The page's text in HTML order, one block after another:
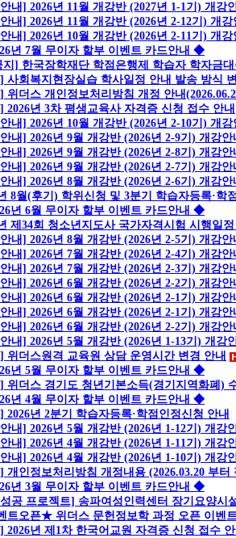
내] 2026년 11월 개강반 (2027년 1-1기) 개강
내] 2026년 11월 개강반 (2026년 2-12기) 개강
내] 2026년 10월 개강반 (2026년 2-11기) 개강
년 7월 무이자 할부 이벤트 카드안내 ◆
] 한국장학재단 학점은행제 학습자 학자금
사회복지현장실습 학사일정 안내 발송 방식
위더스 개인정보처리방침 개정 안내
2026년 3차 평생교육사 자격증 신청 접수 안내
내] 2026년 10월 개강반 (2026년 2-10기) 개강
내] 2026년 9월 개강반 (2026년 2-9기) 개강안
내] 2026년 9월 개강반 (2026년 2-8기) 개강안
내] 2026년 9월 개강반 (2026년 2-7기) 개강안
내] 2026년 8월 개강반 (2026년 2-6기) 개강안
8월(후기) 학위신청 및 3분기 학습자등록·학
년 6월 무이자 할부 이벤트 카드안내 ◆
제34회 청소년지도사 국가자격시험 시행일
내] 2026년 8월 개강반 (2026년 2-5기) 개강안
내] 2026년 7월 개강반 (2026년 2-4기) 개강안
내] 2026년 7월 개강반 (2026년 2-3기) 개강안
내] 2026년 6월 개강반 (2026년 2-2기) 개강안
내] 2026년 6월 개강반 (2026년 2-1기) 개강안
내] 2026년 6월 개강반 (2026년 2-1기) 개강안
내] 2026년 6월 개강반 (2026년 2-2기) 개강안
내] 2026년 5월 개강반 (2026년 1-13기) 개강
위더스원격 교육원 상담 운영시간 변경 안내
년 5월 무이자 할부 이벤트 카드안내 ◆
위더스 경기도 청년기본소득(경기지역화폐)
년 4월 무이자 할부 이벤트 카드안내 ◆
2026년 2분기 학습자등록·학점인정신청 안내
내] 2026년 5월 개강반 (2026년 1-12기) 개강
내] 2026년 4월 개강반 (2026년 1-11기) 개강
내] 2026년 4월 개강반 (2026년 1-10기) 개강
개인정보처리방침 개정내용 (2026.03.20 부터
년 3월 무이자 할부 이벤트 카드안내 ◆
공 프로젝트] 송파여성인력센터 장기요양시
트오픈★ 위더스 문헌정보학 과정 오픈 이벤
2026년 제1차 한국어교원 자격증 신청 접수